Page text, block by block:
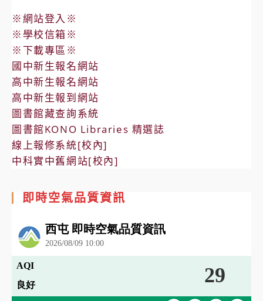
※網站登入※
※學校信箱※
※下載專區※
國中新生報名網站
高中新生報名網站
高中新生報到網站
圖書館藏查詢系統
圖書館KONO Libraries 精選誌
線上報修系統[校內]
中科實中舊網站[校內]
即時空氣品質資訊